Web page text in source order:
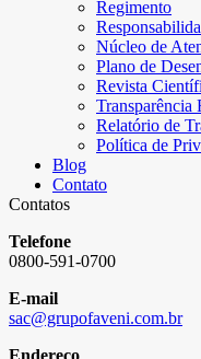
Regimento
Núcleo de
Plano de
Revista
Transparência
Relatório de
Política de
Blog
Contato
Contatos
Telefone
0800-591-0700
E-mail
sac@grupofaveni.com.br